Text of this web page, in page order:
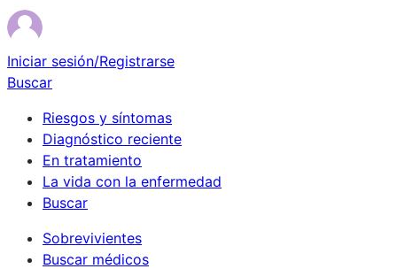
Iniciar sesión/Registrarse
Buscar
Riesgos y síntomas
Diagnóstico reciente
En tratamiento
La vida con la enfermedad
Buscar
Sobrevivientes
Buscar médicos